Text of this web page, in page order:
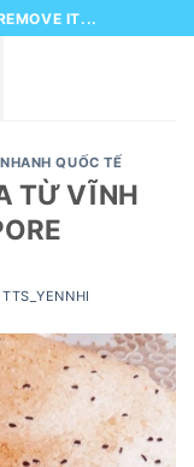
IT...
QUỐC TẾ
TỪ VĨNH
TTS_YENNHI